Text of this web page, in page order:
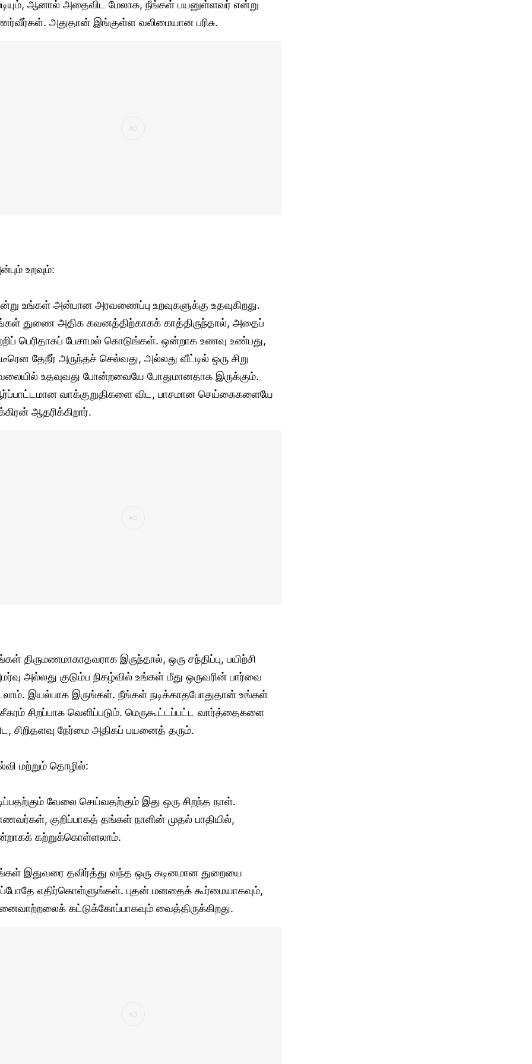
ஆனால் அதைவிட மேலாக, நீங்கள் பயனுள்ளவர் என்று
அதுதான் இங்குள்ள வலிமையான பரிசு.
உறவும்:
உங்கள் அன்பான அரவணைப்பு உறவுகளுக்கு உதவுகிறது.
துணை அதிக கவனத்திற்காகக் காத்திருந்தால், அதைப்
பெரிதாகப் பேசாமல் கொடுங்கள். ஒன்றாக உணவு உண்பது,
தேநீர் அருந்தச் செல்வது, அல்லது வீட்டில் ஒரு சிறு
உதவுவது போன்றவையே போதுமானதாக இருக்கும்.
வாக்குறுதிகளை விட, பாசமான செய்கைகளையே
ஆதரிக்கிறார்.
திருமணமாகாதவராக இருந்தால், ஒரு சந்திப்பு, பயிற்சி
அல்லது குடும்ப நிகழ்வில் உங்கள் மீது ஒருவரின் பார்வை
இயல்பாக இருங்கள். நீங்கள் நடிக்காதபோதுதான் உங்கள்
சிறப்பாக வெளிப்படும். மெருகூட்டப்பட்ட வார்த்தைகளை
சிறிதளவு நேர்மை அதிகப் பயனைத் தரும்.
மற்றும் தொழில்:
வேலை செய்வதற்கும் இது ஒரு சிறந்த நாள்.
குறிப்பாகத் தங்கள் நாளின் முதல் பாதியில்,
கற்றுக்கொள்ளலாம்.
இதுவரை தவிர்த்து வந்த ஒரு கடினமான துறையை
எதிர்கொள்ளுங்கள். புதன் மனதைக் கூர்மையாகவும்,
கட்டுக்கோப்பாகவும் வைத்திருக்கிறது.